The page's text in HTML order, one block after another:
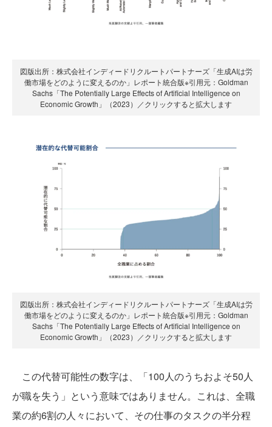
図版出所：株式会社インディードリクルートパートナーズ「生成AIは労
働市場をどのように変えるのか」レポート統合版※引用元：Goldman
Sachs「The Potentially Large Effects of Artificial Intelligence on
Economic Growth」（2023）／クリックすると拡大します
図版出所：株式会社インディードリクルートパートナーズ「生成AIは労
働市場をどのように変えるのか」レポート統合版※引用元：Goldman
Sachs「The Potentially Large Effects of Artificial Intelligence on
Economic Growth」（2023）／クリックすると拡大します
この代替可能性の数字は、「100人のうちおよそ50人
が職を失う」という意味ではありません。これは、全職
業の約6割の人々において、その仕事のタスクの半分程